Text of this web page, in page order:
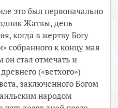
это был первоначально
Жатвы, день
когда в жертву Богу
собранного к концу мая
он стал отмечать и
(«ветхого»)
заключенного Богом
народом